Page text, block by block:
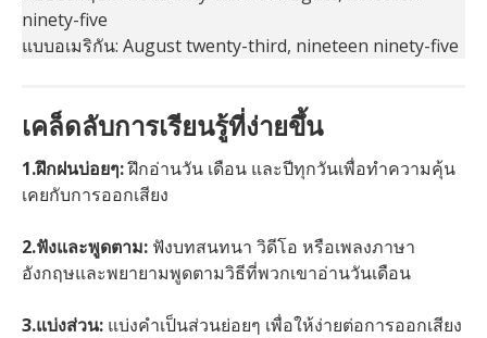
ninety-five
แบบอเมริกัน: August twenty-third, nineteen ninety-five
เคล็ดลับการเรียนรู้ที่ง่ายขึ้น
1.ฝึกฝนบ่อยๆ:ฝึกอ่านวัน เดือน และปีทุกวันเพื่อทำความคุ้น
เคยกับการออกเสียง
2.ฟังและพูดตาม: ฟังบทสนทนา วิดีโอ หรือเพลงภาษา
อังกฤษและพยายามพูดตามวิธีที่พวกเขาอ่านวันเดือน
3.แบ่งส่วน: แบ่งคำเป็นส่วนย่อยๆ เพื่อให้ง่ายต่อการออกเสียง